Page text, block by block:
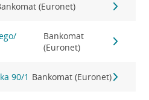
(Euronet)
Bankomat
(Euronet)
90/1 Bankomat (Euronet)